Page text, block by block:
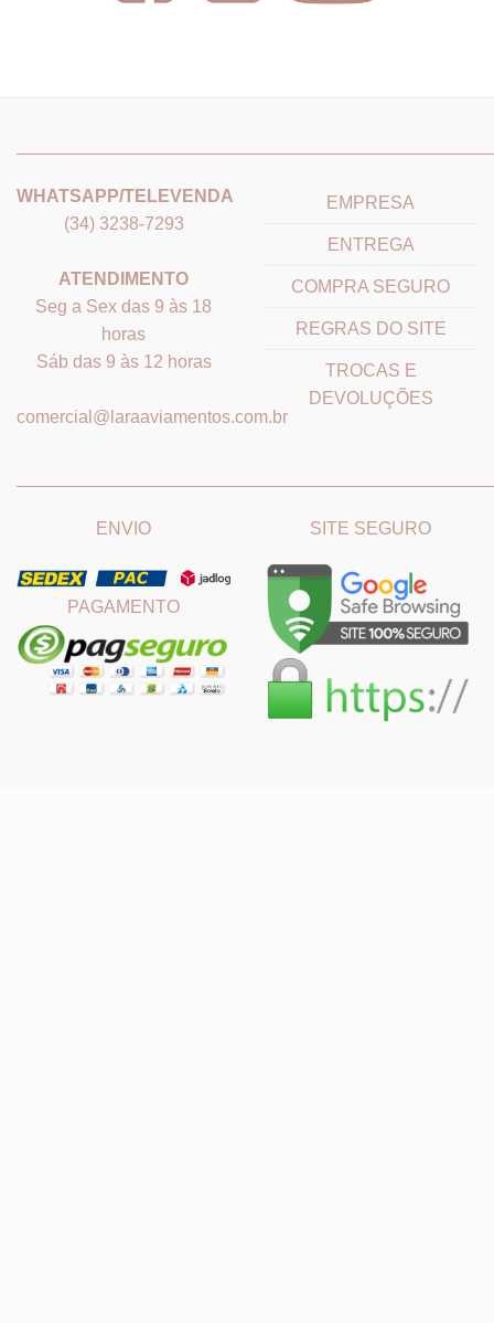
WHATSAPP/TELEVENDA
(34) 3238-7293
ATENDIMENTO
Seg a Sex das 9 às 18
horas
Sáb das 9 às 12 horas
comercial@laraaviamentos.com.br
EMPRESA
ENTREGA
COMPRA SEGURO
REGRAS DO SITE
TROCAS E
DEVOLUÇÕES
ENVIO
PAGAMENTO
SITE SEGURO